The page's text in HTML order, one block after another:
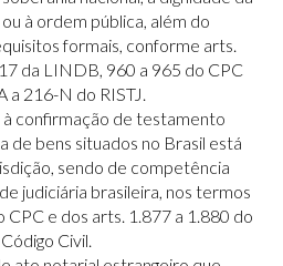
à ordem pública, além do
formais, conforme arts.
da LINDB, 960 a 965 do CPC
a 216-N do RISTJ.
confirmação de testamento
de bens situados no Brasil está
sendo de competência
judiciária brasileira, nos termos
CPC e dos arts. 1.877 a 1.880 do
Código Civil.